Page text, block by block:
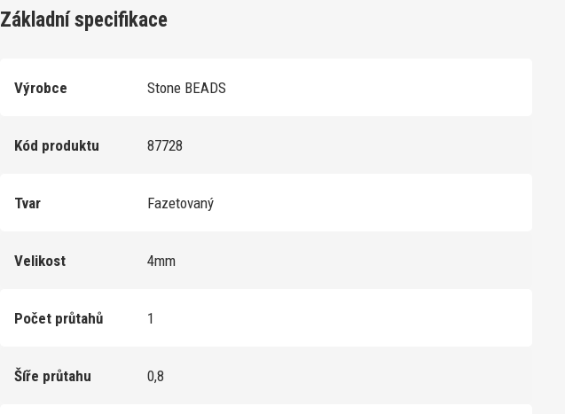
Základní specifikace
Výrobce Stone BEADS
Kód produktu 87728
Tvar Fazetovaný
Velikost 4mm
Počet průtahů 1
Šíře průtahu 0,8